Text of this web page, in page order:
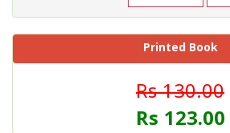
Printed Book
Rs 130.00
Rs 123.00